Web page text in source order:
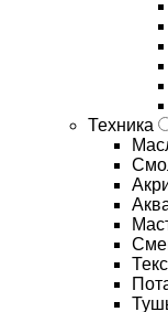
Техника